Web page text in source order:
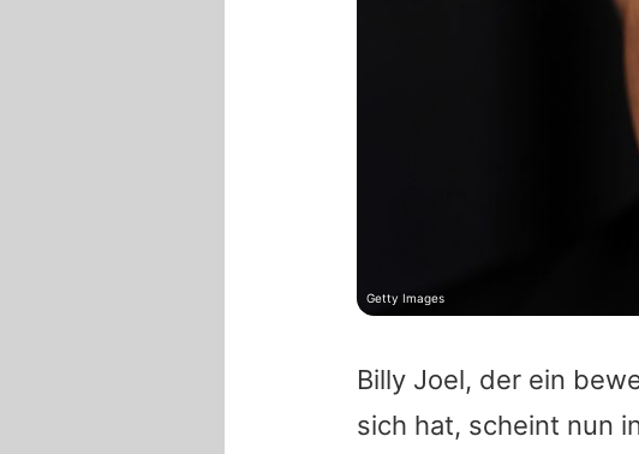
Billy Joel, der ein
sich hat, scheint nun
Getty Images